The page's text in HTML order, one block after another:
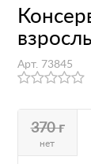
Арт. 73845
370 г
нет